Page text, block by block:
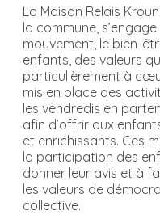
La Maison Relais
la commune,
mouvement, le bien-
enfants, des valeurs
particulièrement à
mis en place des
les vendredis en
afin d’offrir aux
et enrichissants. Ces
la participation des
donner leur avis et à
les valeurs de
collective.